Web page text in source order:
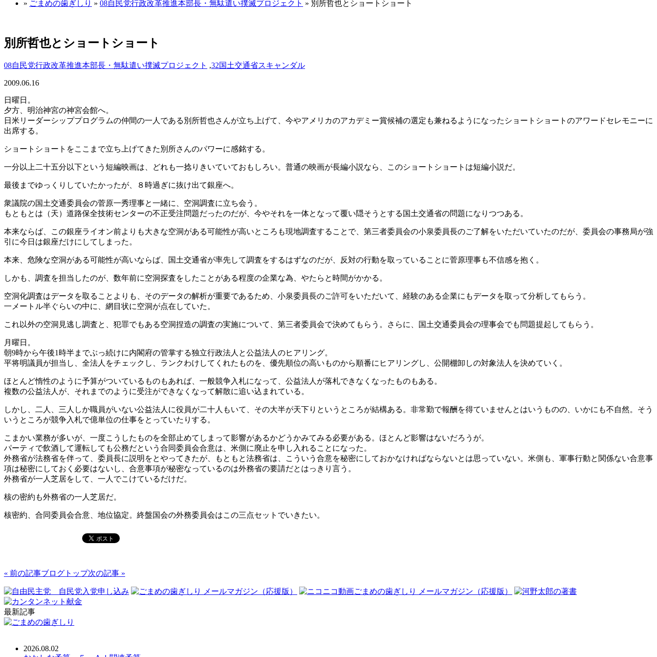
» ごまめの歯ぎしり » 08自民党行政改革推進本部長・無駄遣い撲滅プロジェクト » 別所哲也とショートショート
別所哲也とショートショート
08自民党行政改革推進本部長・無駄遣い撲滅プロジェクト ,32国土交通省スキャンダル
2009.06.16
日曜日。
夕方、明治神宮の神宮会館へ。
日米リーダーシッププログラムの仲間の一人である別所哲也さんが立ち上げて、今やアメリカのアカデミー賞候補の選定も兼ねるようになったショートショートのアワードセレモニーに
出席する。
ショートショートをここまで立ち上げてきた別所さんのパワーに感銘する。
一分以上二十五分以下という短編映画は、どれも一捻りきいていておもしろい。普通の映画が長編小説なら、このショートショートは短編小説だ。
最後までゆっくりしていたかったが、８時過ぎに抜け出て銀座へ。
衆議院の国土交通委員会の菅原一秀理事と一緒に、空洞調査に立ち会う。
もともとは（天）道路保全技術センターの不正受注問題だったのだが、今やそれを一体となって覆い隠そうとする国土交通省の問題になりつつある。
本来ならば、この銀座ライオン前よりも大きな空洞がある可能性が高いところも現地調査することで、第三者委員会の小泉委員長のご了解をいただいていたのだが、委員会の事務局が強
引に今日は銀座だけにしてしまった。
本来、危険な空洞がある可能性が高いならば、国土交通省が率先して調査をするはずなのだが、反対の行動を取っていることに菅原理事も不信感を抱く。
しかも、調査を担当したのが、数年前に空洞探査をしたことがある程度の企業な為、やたらと時間がかかる。
空洞化調査はデータを取ることよりも、そのデータの解析が重要であるため、小泉委員長のご許可をいただいて、経験のある企業にもデータを取って分析してもらう。
一メートル半ぐらいの中に、網目状に空洞が点在していた。
これ以外の空洞見逃し調査と、犯罪でもある空洞捏造の調査の実施について、第三者委員会で決めてもらう。さらに、国土交通委員会の理事会でも問題提起してもらう。
月曜日。
朝9時から午後1時半までぶっ続けに内閣府の管掌する独立行政法人と公益法人のヒアリング。
平将明議員が担当し、全法人をチェックし、ランクわけしてくれたものを、優先順位の高いものから順番にヒアリングし、公開棚卸しの対象法人を決めていく。
ほとんど惰性のように予算がついているものもあれば、一般競争入札になって、公益法人が落札できなくなったものもある。
複数の公益法人が、それまでのように受注ができなくなって解散に追い込まれている。
しかし、二人、三人しか職員がいない公益法人に役員が二十人もいて、その大半が天下りというところが結構ある。非常勤で報酬を得ていませんとはいうものの、いかにも不自然。そう
いうところが競争入札で億単位の仕事をとっていたりする。
こまかい業務が多いが、一度こうしたものを全部止めてしまって影響があるかどうかみてみる必要がある。ほとんど影響はないだろうが。
パーティで飲酒して運転しても公務だという合同委員会合意は、米側に廃止を申し入れることになった。
外務省が法務省を伴って、委員長に説明をとやってきたが、もともと法務省は、こういう合意を秘密にしておかなければならないとは思っていない。米側も、軍事行動と関係ない合意事
項は秘密にしておく必要はないし、合意事項が秘密なっているのは外務省の要請だとはっきり言う。
外務省が一人芝居をして、一人でこけているだけだ。
核の密約も外務省の一人芝居だ。
核密約、合同委員会合意、地位協定。終盤国会の外務委員会はこの三点セットでいきたい。
« 前の記事ブログトップ次の記事 »
最新記事
2026.08.02